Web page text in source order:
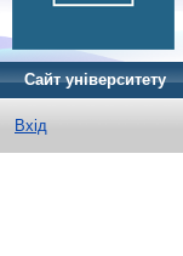
Сайт університету
Вхід